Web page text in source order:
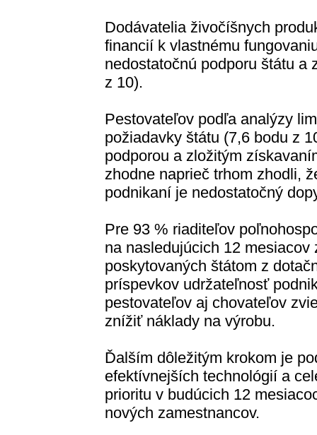
Dodávatelia živočíšnych
financií k vlastnému
nedostatočnú podporu štátu a
z 10).
Pestovateľov podľa analýzy
požiadavky štátu (7,6 bodu z
podporou a zložitým
zhodne naprieč trhom zhodli,
podnikaní je nedostatočný
Pre 93 % riaditeľov
na nasledujúcich 12
poskytovaných štátom z
príspevkov udržateľnosť
pestovateľov aj chovateľov
znížiť náklady na výrobu.
Ďalším dôležitým krokom je
efektívnejších technológií a
prioritu v budúcich 12
nových zamestnancov.